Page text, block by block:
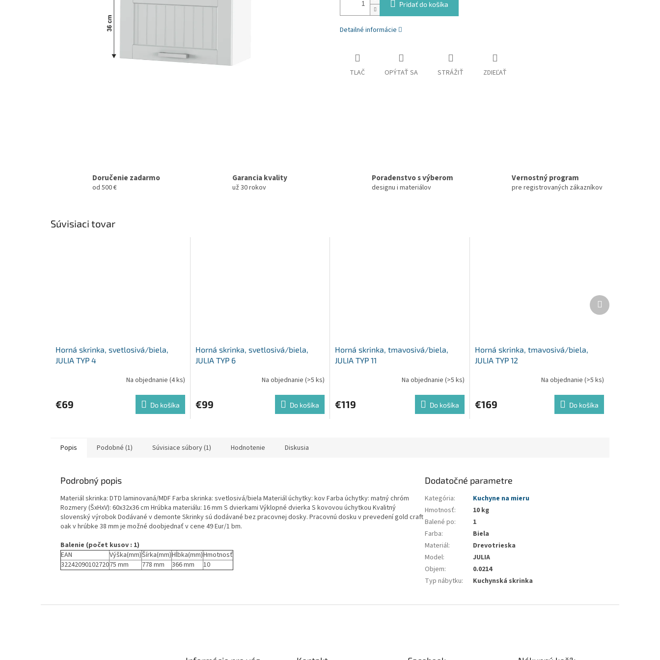
Pridať do košíka
Detailné informácie
TLAČ OPÝTAŤ SA STRÁŽIŤ ZDIEĽAŤ
Doručenie zadarmo
od 500 €
Garancia kvality
už 30 rokov
Poradenstvo s výberom
designu i materiálov
Vernostný program
pre registrovaných zákazníkov
Súvisiaci tovar
Horná skrinka, svetlosivá/biela,
JULIA TYP 4
Na objednanie (4 ks)
€69 Do košíka
Horná skrinka, svetlosivá/biela,
JULIA TYP 6
Na objednanie (>5 ks)
€99 Do košíka
Horná skrinka, tmavosivá/biela,
JULIA TYP 11
Na objednanie (>5 ks)
€119 Do košíka
Horná skrinka, tmavosivá/biela,
JULIA TYP 12
Na objednanie (>5 ks)
€169 Do košíka
Ďalší
produkt
Popis Podobné (1) Súvisiace súbory (1) Hodnotenie Diskusia
Podrobný popis
Materiál skrinka: DTD laminovaná/MDF Farba skrinka: svetlosivá/biela Materiál úchytky: kov Farba úchytky: matný chróm
Rozmery (ŠxHxV): 60x32x36 cm Hrúbka materiálu: 16 mm S dvierkami Výklopné dvierka S kovovou úchytkou Kvalitný
slovenský výrobok Dodávané v demonte Skrinky sú dodávané bez pracovnej dosky. Pracovnú dosku v prevedení gold craft
oak v hrúbke 38 mm je možné doobjednať v cene 49 Eur/1 bm.
Balenie (počet kusov : 1)
EAN
Výška(mm)Šírka(mm)Hĺbka(mm)Hmotnosť
3224209010272075 mm 778 mm 366 mm 10
Dodatočné parametre
Kategória:
Kuchyne na mieru
Hmotnosť:
10 kg
Balené po:
1
Farba:
Biela
Materiál:
Drevotrieska
Model:
JULIA
Objem:
0.0214
Typ nábytku: Kuchynská skrinka